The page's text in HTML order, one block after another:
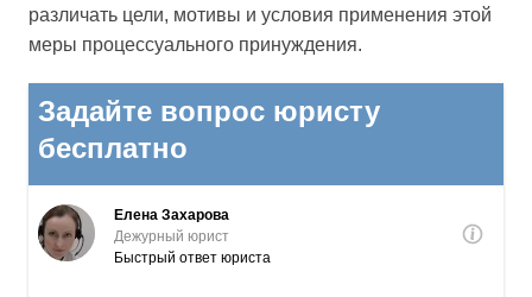
различать цели, мотивы и условия применения этой
меры процессуального принуждения.